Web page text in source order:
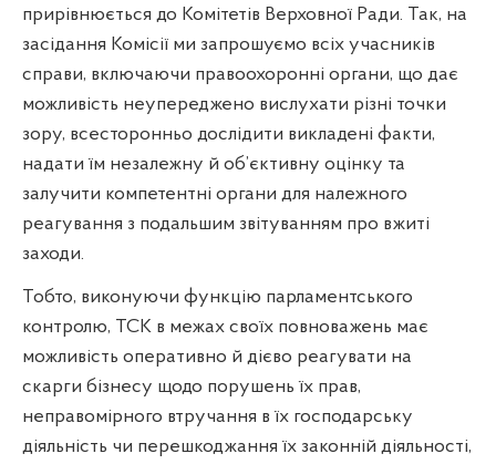
прирівнюється до Комітетів Верховної Ради. Так, на
засідання Комісії ми запрошуємо всіх учасників
справи, включаючи правоохоронні органи, що дає
можливість неупереджено вислухати різні точки
зору, всесторонньо дослідити викладені факти,
надати їм незалежну й об’єктивну оцінку та
залучити компетентні органи для належного
реагування з подальшим звітуванням про вжиті
заходи.
Тобто, виконуючи функцію парламентського
контролю, ТСК в межах своїх повноважень має
можливість оперативно й дієво реагувати на
скарги бізнесу щодо порушень їх прав,
неправомірного втручання в їх господарську
діяльність чи перешкоджання їх законній діяльності,